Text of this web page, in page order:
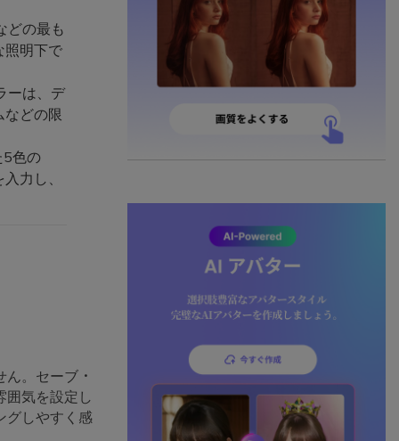
どの最も
照明下で
ーは、デ
どの限
色の
力し、
。セーブ・
囲気を設定し
グしやすく感